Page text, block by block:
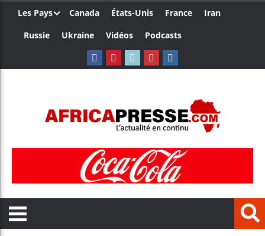
Les Pays Canada États-Unis France
Iran
Russie
Ukraine Vidéos Podcasts